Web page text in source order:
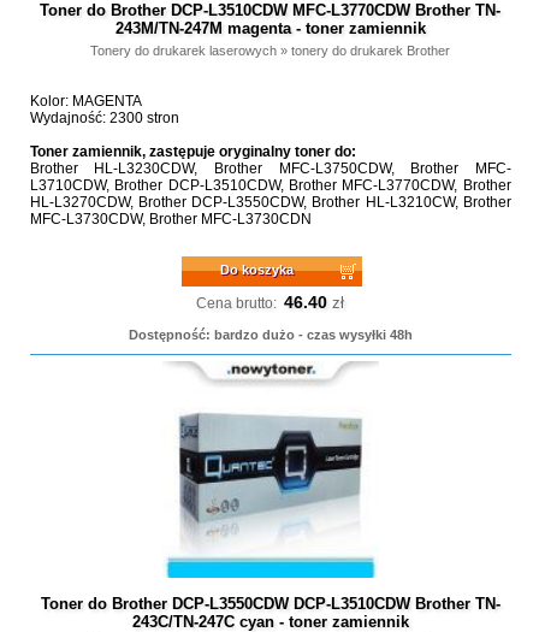
Toner do Brother DCP-L3510CDW MFC-L3770CDW Brother TN-
243M/TN-247M magenta - toner zamiennik
Tonery do drukarek laserowych »tonery do drukarek Brother
Kolor: MAGENTA
Wydajność: 2300 stron
Toner zamiennik, zastępuje oryginalny toner do:
Brother HL-L3230CDW, Brother MFC-L3750CDW, Brother MFC-
L3710CDW, Brother DCP-L3510CDW, Brother MFC-L3770CDW, Brother
HL-L3270CDW, Brother DCP-L3550CDW, Brother HL-L3210CW, Brother
MFC-L3730CDW, Brother MFC-L3730CDN
Do koszyka
Cena brutto: 46.40 zł
Dostępność: bardzo dużo - czas wysyłki 48h
Toner do Brother DCP-L3550CDW DCP-L3510CDW Brother TN-
243C/TN-247C cyan - toner zamiennik